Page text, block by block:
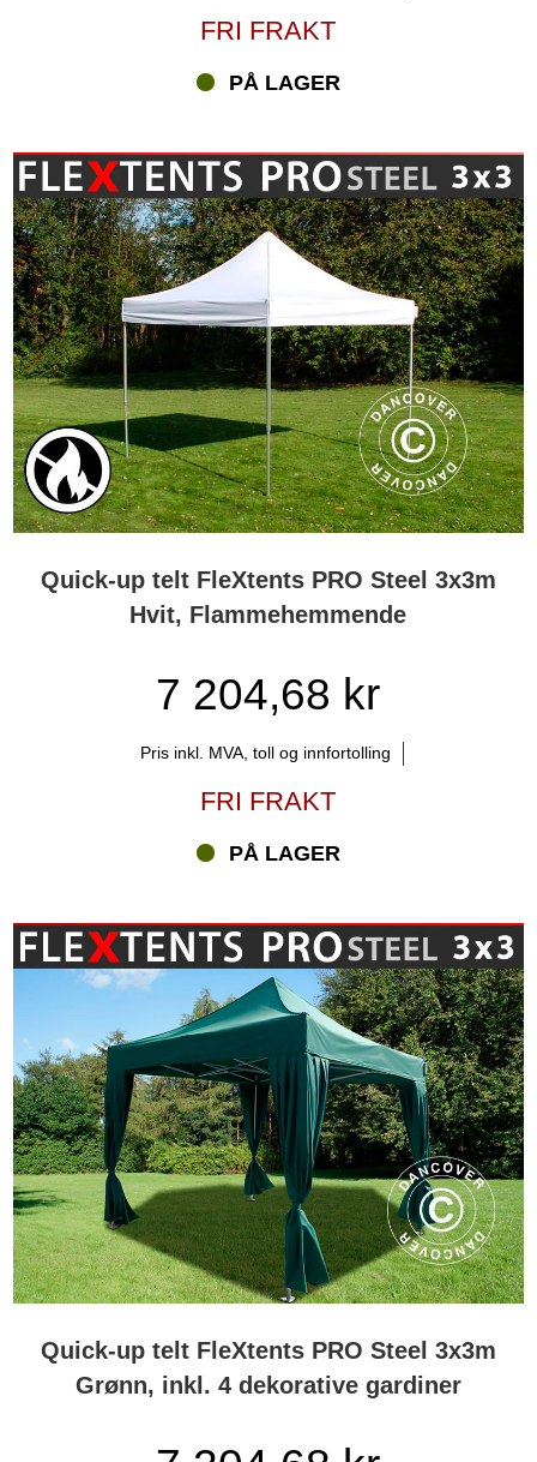
FRI FRAKT
PÅ LAGER
Quick-up telt FleXtents PRO Steel 3x3m
Hvit, Flammehemmende
7 204,68 kr
Pris inkl. MVA, toll og innfortolling
FRI FRAKT
PÅ LAGER
Quick-up telt FleXtents PRO Steel 3x3m
Grønn, inkl. 4 dekorative gardiner